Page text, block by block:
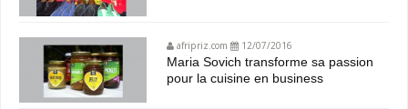
afripriz.com 12/07/2016
Maria Sovich transforme sa passion
pour la cuisine en business